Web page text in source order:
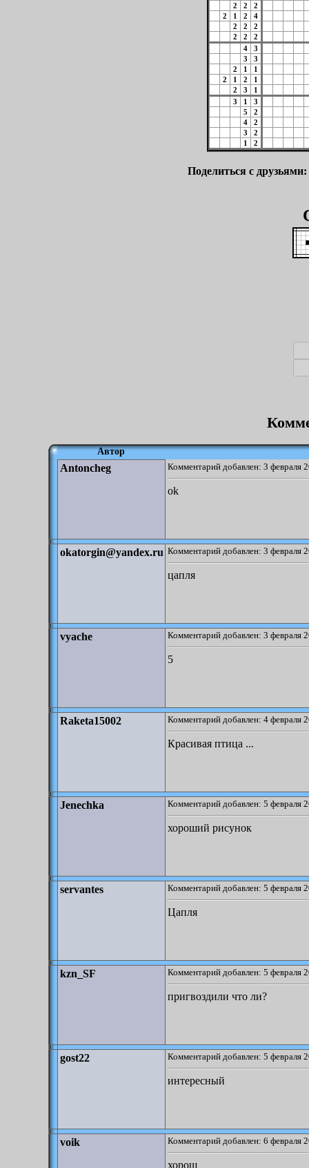
2
2
2
2
1 2
4
2
2
2
2
2
2
4
3
3
3
2
1
1
2
1 2
1
2
3
1
3
1
3
5
2
4
2
3
2
1
2
Поделиться с друзьями:
Автор
Antoncheg Комментарий добавлен: 3 февраля
ok
okatorgin@yandex.ru Комментарий добавлен: 3 февраля
цапля
vyache Комментарий добавлен: 3 февраля
5
Raketa15002 Комментарий добавлен: 4 февраля
Красивая птица ...
Jenechka Комментарий добавлен: 5 февраля
хороший рисунок
servantes Комментарий добавлен: 5 февраля
Цапля
kzn_SF Комментарий добавлен: 5 февраля
пригвоздили что ли?
gost22 Комментарий добавлен: 5 февраля
интересный
voik Комментарий добавлен: 6 февраля
хорош